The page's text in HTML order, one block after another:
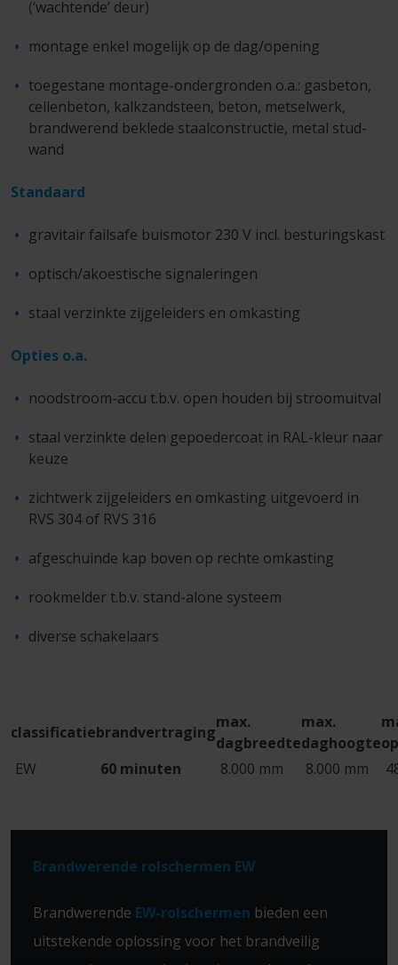
(‘wachtende’ deur)
montage enkel mogelijk op de dag/opening
toegestane montage-ondergronden o.a.: gasbeton,
cellenbeton, kalkzandsteen, beton, metselwerk,
brandwerend beklede staalconstructie, metal stud-
wand
Standaard
gravitair failsafe buismotor 230 V incl. besturingskast
optisch/akoestische signaleringen
staal verzinkte zijgeleiders en omkasting
Opties o.a.
noodstroom-accu t.b.v. open houden bij stroomuitval
staal verzinkte delen gepoedercoat in RAL-kleur naar
keuze
zichtwerk zijgeleiders en omkasting uitgevoerd in
RVS 304 of RVS 316
afgeschuinde kap boven op rechte omkasting
rookmelder t.b.v. stand-alone systeem
diverse schakelaars
classificatiebrandvertraging
max.
dagbreedte
max.
daghoogte
EW
60 minuten 8.000 mm 8.000 mm
Brandwerende rolschermen EW
Brandwerende EW-rolschermen bieden een
uitstekende oplossing voor het brandveilig